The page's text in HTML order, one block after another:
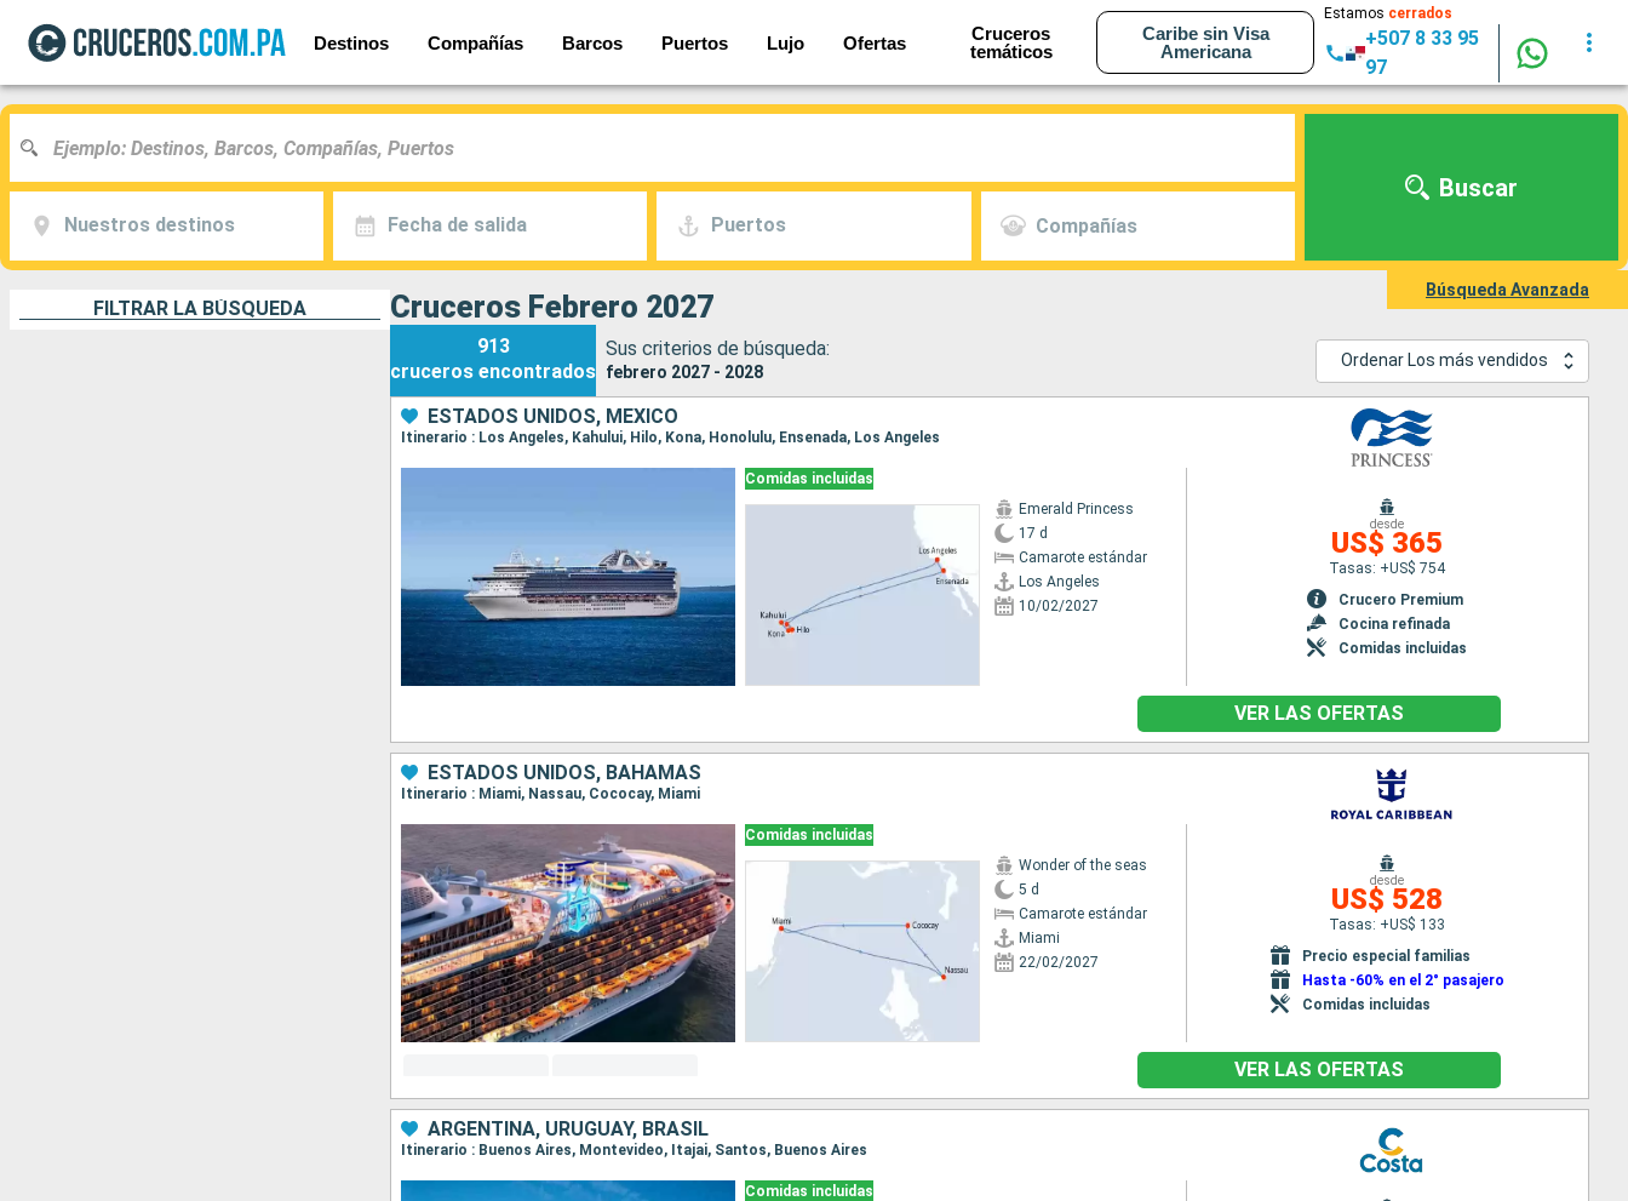
Destinos Compañías Barcos Puertos Lujo Ofertas
Cruceros
temáticos
Caribe sin Visa
Americana
Estamos cerrados
+507 8 33 95
97
Nuestros destinos Fecha de salida Puertos Compañías
Buscar
Búsqueda Avanzada
FILTRAR LA BÚSQUEDA Cruceros Febrero 2027
913
cruceros encontrados
Sus criterios de búsqueda:
febrero 2027 - 2028
Ordenar Los más vendidos
ESTADOS UNIDOS, MÉXICO
Itinerario : Los Angeles, Kahului, Hilo, Kona, Honolulu, Ensenada, Los Angeles
Comidas incluidas
Emerald Princess
17 d
Camarote estándar
Los Angeles
10/02/2027
desde
US$ 365
Tasas: +US$ 754
Crucero Premium
Cocina refinada
Comidas incluidas
VER LAS OFERTAS
ESTADOS UNIDOS, BAHAMAS
Itinerario : Miami, Nassau, Cococay, Miami
Comidas incluidas
Wonder of the seas
5 d
Camarote estándar
Miami
22/02/2027
desde
US$ 528
Tasas: +US$ 133
Precio especial familias
Hasta -60% en el 2° pasajero
Comidas incluidas
VER LAS OFERTAS
ARGENTINA, URUGUAY, BRASIL
Itinerario : Buenos Aires, Montevideo, Itajai, Santos, Buenos Aires
Comidas incluidas